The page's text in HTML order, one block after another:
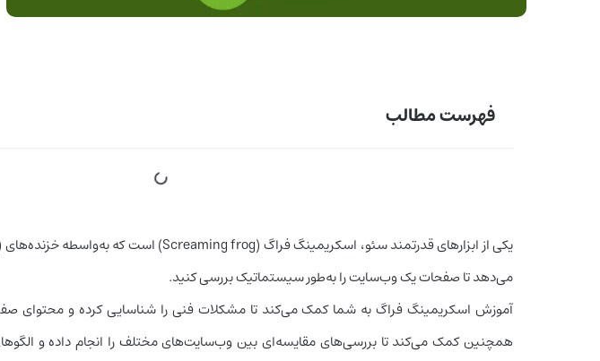
فهرست مطالب
می‌دهد تا صفحات یک وب‌سایت را به‌طور سیستماتیک بررسی کنید.
آموزش اسکریمینگ فراگ به شما کمک می‌کند تا مشکلات فنی را شناسایی کرده و محتوای
همچنین کمک می‌کند تا بررسی‌های مقایسه‌ای بین وب‌سایت‌های مختلف را انجام داده و